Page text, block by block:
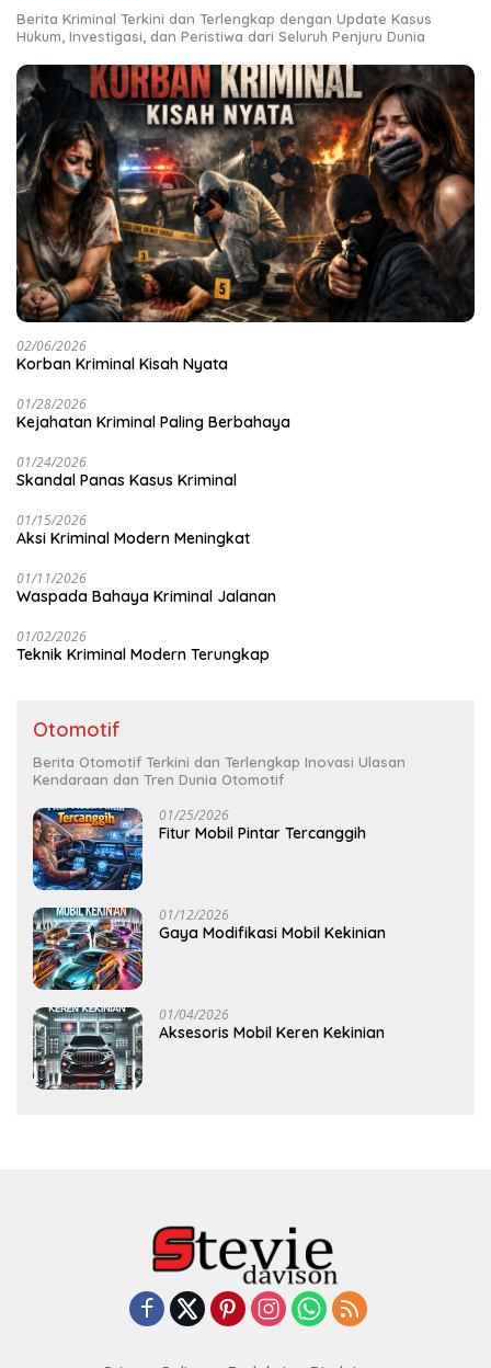
Berita Kriminal Terkini dan Terlengkap dengan Update Kasus
Hukum, Investigasi, dan Peristiwa dari Seluruh Penjuru Dunia
02/06/2026
Korban Kriminal Kisah Nyata
01/28/2026
Kejahatan Kriminal Paling Berbahaya
01/24/2026
Skandal Panas Kasus Kriminal
01/15/2026
Aksi Kriminal Modern Meningkat
01/11/2026
Waspada Bahaya Kriminal Jalanan
01/02/2026
Teknik Kriminal Modern Terungkap
Otomotif
Berita Otomotif Terkini dan Terlengkap Inovasi Ulasan
Kendaraan dan Tren Dunia Otomotif
01/25/2026
Fitur Mobil Pintar Tercanggih
01/12/2026
Gaya Modifikasi Mobil Kekinian
01/04/2026
Aksesoris Mobil Keren Kekinian